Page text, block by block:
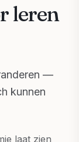
leren
—
kunnen
laat zien